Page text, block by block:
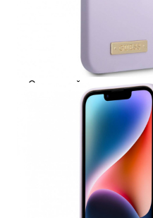
Оплачивайте покупки
интернет-магазине
вариантов оплаты:
Наличными. При
или доставке
заказ наличными.
Оплата за технику